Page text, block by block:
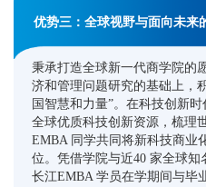
优势三：全球视野与面向未来
秉承打造全球新一代商学院的
济和管理问题研究的基础上，
国智慧和力量”。在科技创新
全球优质科技创新资源，梳理
EMBA 同学共同将新科技商业
位。凭借学院与近40 家全球知
长江EMBA 学员在学期间与毕